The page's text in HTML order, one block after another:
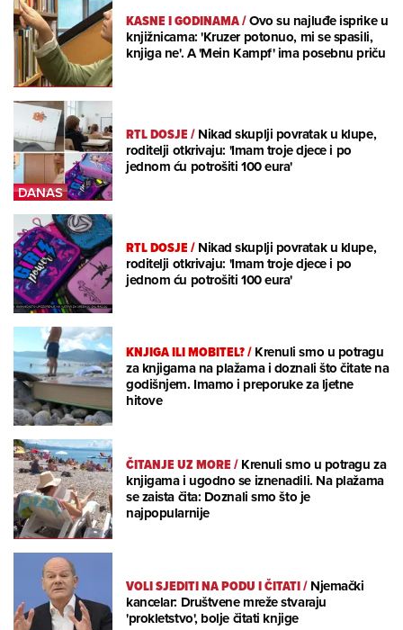
KASNE I GODINAMA/Ovo su najluđe isprike u
knjižnicama: 'Kruzer potonuo, mi se spasili,
knjiga ne'. A 'Mein Kampf' ima posebnu priču
RTL DOSJE/Nikad skuplji povratak u klupe,
roditelji otkrivaju: 'Imam troje djece i po
jednom ću potrošiti 100 eura'
RTL DOSJE/Nikad skuplji povratak u klupe,
roditelji otkrivaju: 'Imam troje djece i po
jednom ću potrošiti 100 eura'
KNJIGA ILI MOBITEL?/Krenuli smo u potragu
za knjigama na plažama i doznali što čitate na
godišnjem. Imamo i preporuke za ljetne
hitove
ČITANJE UZ MORE/Krenuli smo u potragu za
knjigama i ugodno se iznenadili. Na plažama
se zaista čita: Doznali smo što je
najpopularnije
VOLI SJEDITI NA PODU I ČITATI/Njemački
kancelar: Društvene mreže stvaraju
'prokletstvo', bolje čitati knjige